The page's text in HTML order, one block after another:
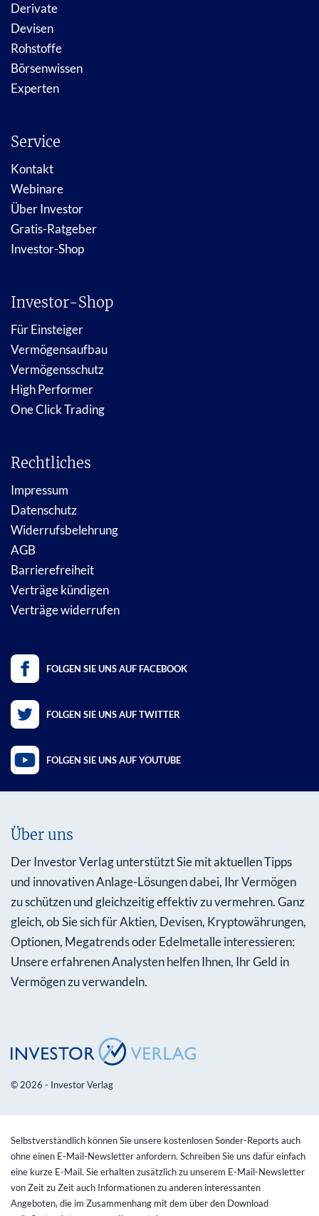
Derivate
Devisen
Rohstoffe
Börsenwissen
Experten
Service
Kontakt
Webinare
Über Investor
Gratis-Ratgeber
Investor-Shop
Investor-Shop
Für Einsteiger
Vermögensaufbau
Vermögensschutz
High Performer
One Click Trading
Rechtliches
Impressum
Datenschutz
Widerrufsbelehrung
AGB
Barrierefreiheit
Verträge kündigen
Verträge widerrufen
FOLGEN SIE UNS AUF FACEBOOK
FOLGEN SIE UNS AUF TWITTER
FOLGEN SIE UNS AUF YOUTUBE
Über uns
Der Investor Verlag unterstützt Sie mit aktuellen Tipps
und innovativen Anlage-Lösungen dabei, Ihr Vermögen
zu schützen und gleichzeitig effektiv zu vermehren. Ganz
gleich, ob Sie sich für Aktien, Devisen, Kryptowährungen,
Optionen, Megatrends oder Edelmetalle interessieren:
Unsere erfahrenen Analysten helfen Ihnen, Ihr Geld in
Vermögen zu verwandeln.
© 2026 - Investor Verlag
Selbstverständlich können Sie unsere kostenlosen Sonder-Reports auch
ohne einen E-Mail-Newsletter anfordern. Schreiben Sie uns dafür einfach
eine kurze E-Mail. Sie erhalten zusätzlich zu unserem E-Mail-Newsletter
von Zeit zu Zeit auch Informationen zu anderen interessanten
Angeboten, die im Zusammenhang mit dem über den Download